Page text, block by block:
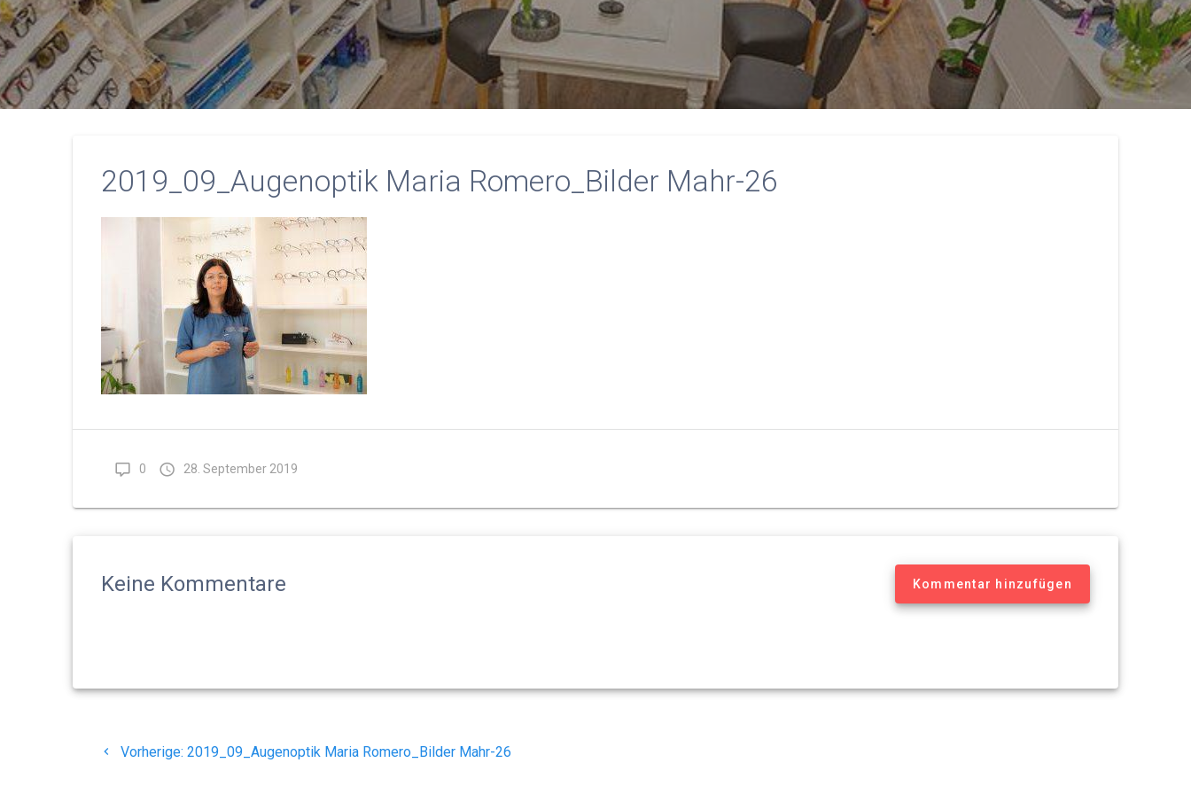
2019_09_Augenoptik Maria Romero_Bilder Mahr-26
0 28. September 2019
Keine Kommentare Kommentar hinzufügen
Beitragsnavigation
Vorherige: Vorheriger
2019_09_Augenoptik Maria Romero_Bilder Mahr-26